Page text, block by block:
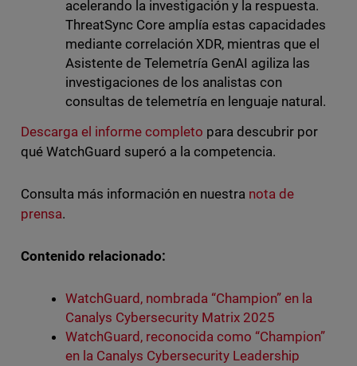
acelerando la investigación y la respuesta.
ThreatSync Core amplía estas capacidades
mediante correlación XDR, mientras que el
Asistente de Telemetría GenAI agiliza las
investigaciones de los analistas con
consultas de telemetría en lenguaje natural.
Descarga el informe completo para descubrir por
qué WatchGuard superó a la competencia.
Consulta más información en nuestra nota de
prensa.
Contenido relacionado:
WatchGuard, nombrada “Champion” en la
Canalys Cybersecurity Matrix 2025
WatchGuard, reconocida como “Champion”
en la Canalys Cybersecurity Leadership